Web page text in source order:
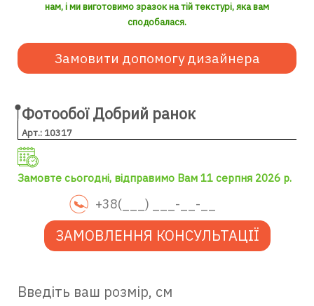
нам, і ми виготовимо зразок на тій текстурі, яка вам
сподобалася.
Замовити допомогу дизайнера
Фотообої Добрий ранок
Арт.: 10317
Замовте сьогодні, відправимо Вам 11 серпня 2026 р.
ЗАМОВЛЕННЯ КОНСУЛЬТАЦІЇ
Введіть ваш розмір, см